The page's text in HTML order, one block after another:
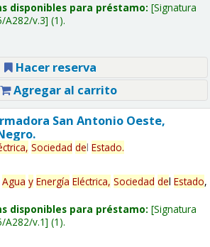
disponibles para préstamo: Signatura
A282/v.3 (1).
Hacer reserva
Agregar al carrito
San Antonio Oeste,
Sociedad del Estado.
Agua y Energía Eléctrica, Sociedad del Estado,
disponibles para préstamo: Signatura
A282/v.1 (1).